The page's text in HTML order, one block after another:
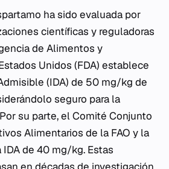
ha sido evaluada por
científicas y reguladoras
de Alimentos y
Unidos (FDA) establece
(IDA) de 50 mg/kg de
seguro para la
su parte, el Comité Conjunto
Alimentarios de la FAO y la
de 40 mg/kg. Estas